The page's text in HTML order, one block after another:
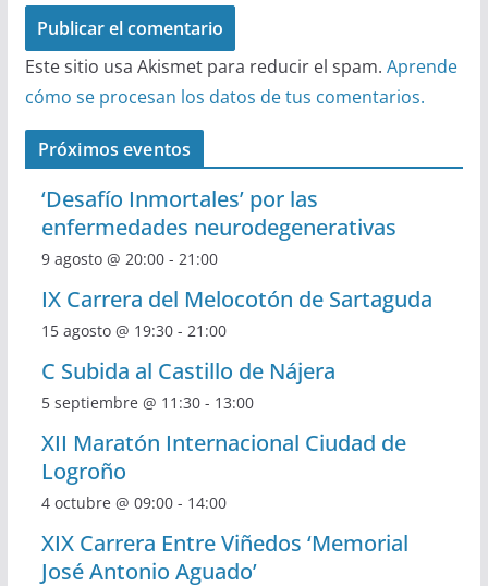
Este sitio usa Akismet para reducir el spam. Aprende
cómo se procesan los datos de tus comentarios.
Próximos eventos
‘Desafío Inmortales’ por las
enfermedades neurodegenerativas
9 agosto @ 20:00- 21:00
IX Carrera del Melocotón de Sartaguda
15 agosto @ 19:30- 21:00
C Subida al Castillo de Nájera
5 septiembre @ 11:30- 13:00
XII Maratón Internacional Ciudad de
Logroño
4 octubre @ 09:00- 14:00
XIX Carrera Entre Viñedos ‘Memorial
José Antonio Aguado’